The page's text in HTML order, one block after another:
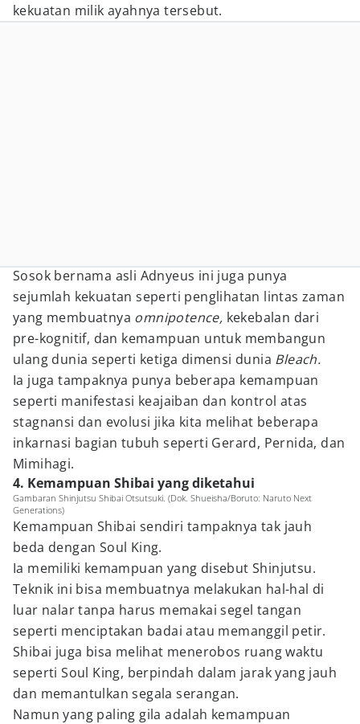
kekuatan milik ayahnya tersebut.
Sosok bernama asli Adnyeus ini juga punya
sejumlah kekuatan seperti penglihatan lintas zaman
yang membuatnya omnipotence, kekebalan dari
pre-kognitif, dan kemampuan untuk membangun
ulang dunia seperti ketiga dimensi dunia Bleach.
Ia juga tampaknya punya beberapa kemampuan
seperti manifestasi keajaiban dan kontrol atas
stagnansi dan evolusi jika kita melihat beberapa
inkarnasi bagian tubuh seperti Gerard, Pernida, dan
Mimihagi.
4. Kemampuan Shibai yang diketahui
Gambaran Shinjutsu Shibai Otsutsuki. (Dok. Shueisha/Boruto: Naruto Next
Generations)
Kemampuan Shibai sendiri tampaknya tak jauh
beda dengan Soul King.
Ia memiliki kemampuan yang disebut Shinjutsu.
Teknik ini bisa membuatnya melakukan hal-hal di
luar nalar tanpa harus memakai segel tangan
seperti menciptakan badai atau memanggil petir.
Shibai juga bisa melihat menerobos ruang waktu
seperti Soul King, berpindah dalam jarak yang jauh
dan memantulkan segala serangan.
Namun yang paling gila adalah kemampuan